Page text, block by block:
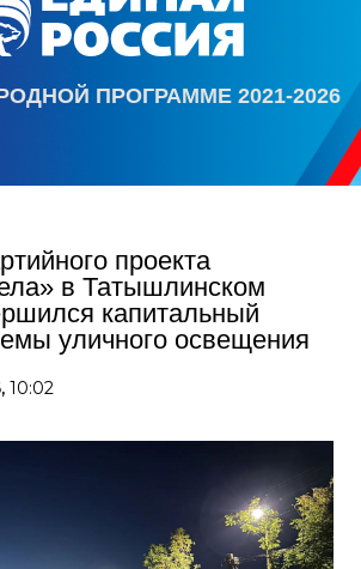
ПРОГРАММЕ 2021-2026
проекта
в Татышлинском
капитальный
уличного освещения
10:02